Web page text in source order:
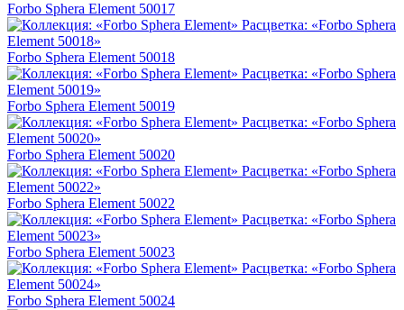
Forbo Sphera Element 50017
Forbo Sphera Element 50018
Forbo Sphera Element 50019
Forbo Sphera Element 50020
Forbo Sphera Element 50022
Forbo Sphera Element 50023
Forbo Sphera Element 50024